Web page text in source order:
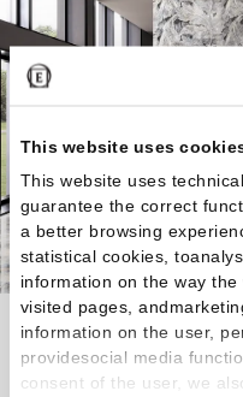
This website uses
This website uses
guarantee the correct
a better browsing
statistical cookies,
information on the way
visited pages,
information on the user,
providesocial media
consent of the user, we
Una nueva